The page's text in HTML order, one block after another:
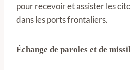
pour recevoir et assister les
dans les ports frontaliers.
Échange de paroles et de